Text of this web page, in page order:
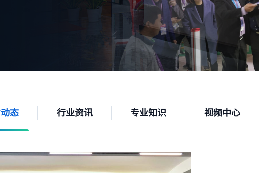
态 行业资讯 专业知识 视频中心